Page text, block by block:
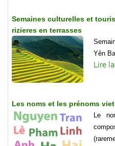
Semaines culturelles et
rizieres en terrasses
Yên
Lire
Les noms et les prénoms
Le